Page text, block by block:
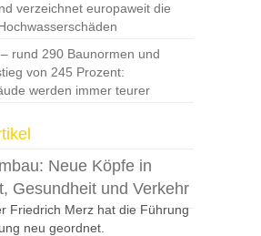
verzeichnet europaweit die
rund 290 Baunormen und
von 245 Prozent:
werden immer teurer
Neue Köpfe in
Gesundheit und Verkehr
Friedrich Merz hat die Führung
neu geordnet.